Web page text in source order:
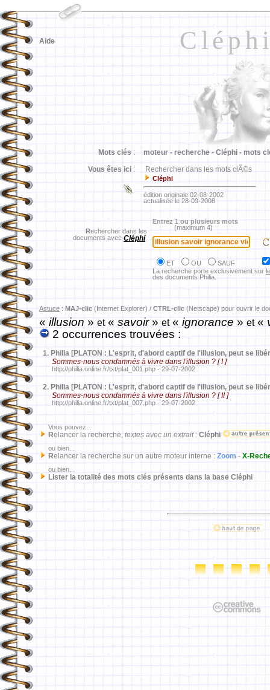
Aide
Mots clés : moteur - recherche - Cléphi - mots
Vous êtes ici : Rechercher dans les mots clÃ©s
Cléphi
édition originale 02-08-2002
actualisée le 28-09-2008
Rechercher dans les
documents avec Cléphi
Entrez 1 ou plusieurs mots
(maximum 4)
ET OU
SAUF
La recherche porte exclusivement sur
des documents Philia.
Astuce : MAJ-clic (Internet Explorer) / CTRL-clic (Netscape) pour ouvrir le
«illusion» et« savoir» et« ignorance » et«
2 occurrences trouvées :
1. Philia [PLATON : L'esprit, d'abord captif de l'illusion, peut se
Sommes-nous condamnés à vivre dans l'illusion ? [ I ]
http://philia.online.fr/txt/plat_001.php - 29-07-2002
2. Philia [PLATON : L'esprit, d'abord captif de l'illusion, peut se
Sommes-nous condamnés à vivre dans l'illusion ? [ II ]
http://philia.online.fr/txt/plat_007.php - 29-07-2002
Vous pouvez...
Relancer la recherche, textes avec un extrait: Cléphi
ou bien...
Relancer la recherche sur un autre moteur interne : Zoom - X-
ou bien...
Lister la totalité des mots clés présents dans la base Cléphi